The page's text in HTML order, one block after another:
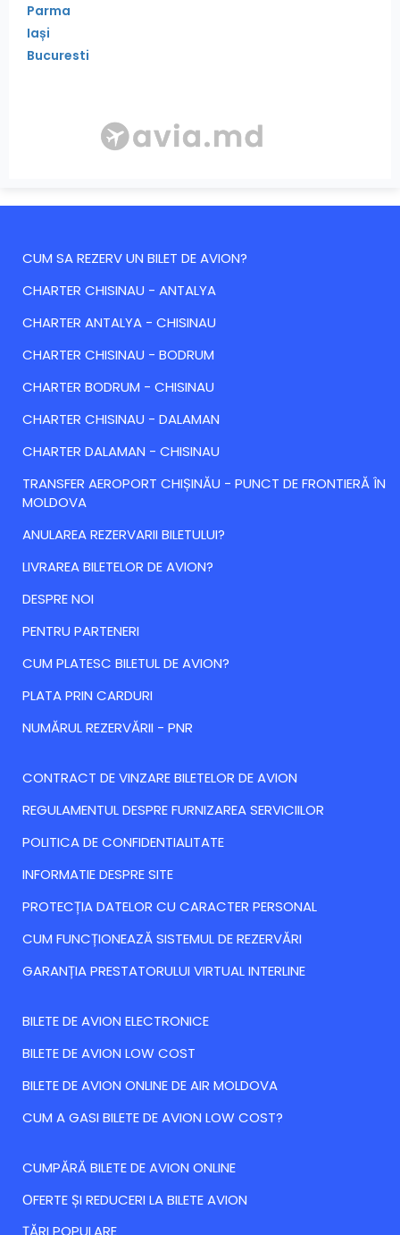
Parma
Iași
Bucuresti
CUM SA REZERV UN BILET DE AVION?
CHARTER CHISINAU - ANTALYA
CHARTER ANTALYA - CHISINAU
CHARTER CHISINAU - BODRUM
CHARTER BODRUM - CHISINAU
CHARTER CHISINAU - DALAMAN
CHARTER DALAMAN - CHISINAU
TRANSFER AEROPORT CHIȘINĂU - PUNCT DE FRONTIERĂ ÎN
MOLDOVA
ANULAREA REZERVARII BILETULUI?
LIVRAREA BILETELOR DE AVION?
DESPRE NOI
PENTRU PARTENERI
CUM PLATESC BILETUL DE AVION?
PLATA PRIN CARDURI
NUMĂRUL REZERVĂRII - PNR
CONTRACT DE VINZARE BILETELOR DE AVION
REGULAMENTUL DESPRE FURNIZAREA SERVICIILOR
POLITICA DE CONFIDENTIALITATE
INFORMATIE DESPRE SITE
PROTECȚIA DATELOR CU CARACTER PERSONAL
CUM FUNCȚIONEAZĂ SISTEMUL DE REZERVĂRI
GARANȚIA PRESTATORULUI VIRTUAL INTERLINE
BILETE DE AVION ELECTRONICE
BILETE DE AVION LOW COST
BILETE DE AVION ONLINE DE AIR MOLDOVA
CUM A GASI BILETE DE AVION LOW COST?
CUMPĂRĂ BILETE DE AVION ONLINE
ОFERTE ȘI REDUCERI LA BILETE AVION
ȚĂRI POPULARE